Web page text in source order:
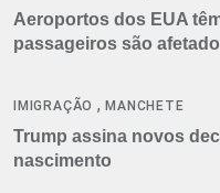
Aeroportos dos EUA
passageiros são
IMIGRAÇÃO ,MANCHETE
Trump assina novos
nascimento